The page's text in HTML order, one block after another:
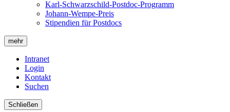
Karl-Schwarzschild-Postdoc-Programm
Johann-Wempe-Preis
Stipendien für Postdocs
mehr
Intranet
Login
Kontakt
Suchen
Schließen